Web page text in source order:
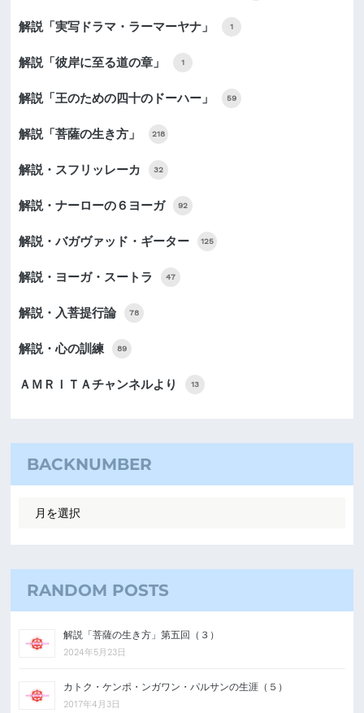
解説「実写ドラマ・ラーマーヤナ」 1
解説「彼岸に至る道の章」 1
解説「王のための四十のドーハー」 59
解説「菩薩の生き方」 218
解説・スフリッレーカ 32
解説・ナーローの６ヨーガ 92
解説・バガヴァッド・ギーター 125
解説・ヨーガ・スートラ 47
解説・入菩提行論 78
解説・心の訓練 89
ＡＭＲＩＴＡチャンネルより 13
BACKNUMBER
RANDOM POSTS
解説「菩薩の生き方」第五回（３）
2024年5月23日
カトク・ケンポ・ンガワン・パルサンの生涯（５）
2017年4月3日